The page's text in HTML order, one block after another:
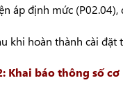
áp định mức
khi hoàn thành cài
Khai báo thông số cơ